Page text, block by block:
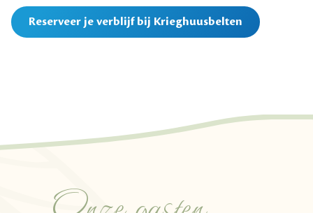
Reserveer je verblijf bij Krieghuusbelten